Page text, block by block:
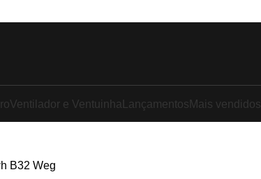
Ventilador e Ventuinha Lançamentos Mais vendidos
B32 Weg